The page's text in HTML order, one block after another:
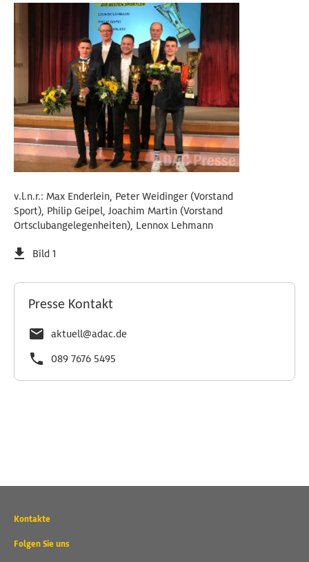
v.l.n.r.: Max Enderlein, Peter Weidinger (Vorstand
Sport), Philip Geipel, Joachim Martin (Vorstand
Ortsclubangelegenheiten), Lennox Lehmann
Bild 1
Presse Kontakt
aktuell@adac.de
089 7676 5495
Wichtige
und
Kontakte
Folgen Sie uns